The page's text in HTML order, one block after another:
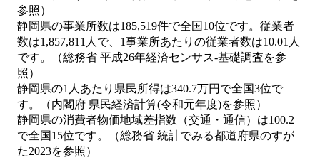
参照）
静岡県の事業所数は185,519件で全国10位です。従業者
数は1,857,811人で、1事業所あたりの従業者数は10.01人
です。（総務省 平成26年経済センサス‐基礎調査を参
照）
静岡県の1人あたり県民所得は340.7万円で全国3位で
す。（内閣府 県民経済計算(令和元年度)を参照）
静岡県の消費者物価地域差指数（交通・通信）は100.2
で全国15位です。（総務省 統計でみる都道府県のすが
た2023を参照）